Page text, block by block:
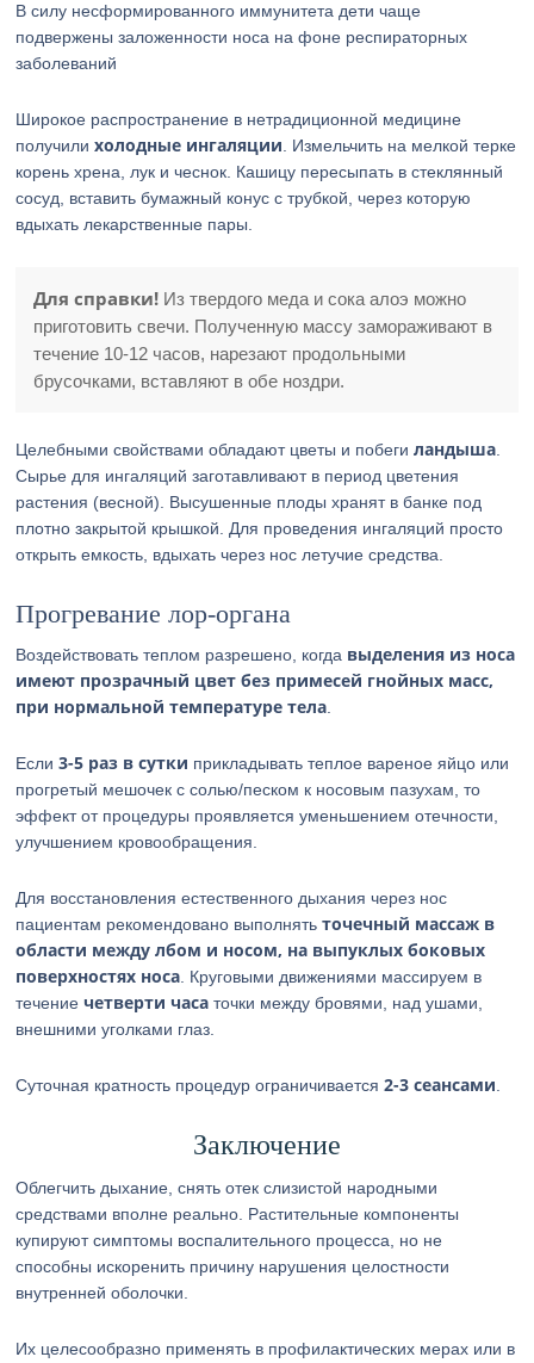
В силу несформированного иммунитета дети чаще
подвержены заложенности носа на фоне респираторных
заболеваний
Широкое распространение в нетрадиционной медицине
получилихолодные ингаляции . Измельчить на мелкой терке
корень хрена, лук и чеснок. Кашицу пересыпать в стеклянный
сосуд, вставить бумажный конус с трубкой, через которую
вдыхать лекарственные пары.
Для справки! Из твердого меда и сока алоэ можно
приготовить свечи. Полученную массу замораживают в
течение 10-12 часов, нарезают продольными
брусочками, вставляют в обе ноздри.
Целебными свойствами обладают цветы и побегиландыша
Сырье для ингаляций заготавливают в период цветения
растения (весной). Высушенные плоды хранят в банке под
плотно закрытой крышкой. Для проведения ингаляций просто
открыть емкость, вдыхать через нос летучие средства.
Прогревание лор-органа
Воздействовать теплом разрешено, когда выделения из носа
имеют прозрачный цвет без примесей гнойных масс,
при нормальной температуре тела
Если3-5 раз в сутки прикладывать теплое вареное яйцо или
прогретый мешочек с солью/песком к носовым пазухам, то
эффект от процедуры проявляется уменьшением отечности,
улучшением кровообращения.
Для восстановления естественного дыхания через нос
пациентам рекомендовано выполнятьточечный массаж в
области между лбом и носом, на выпуклых боковых
поверхностях носа . Круговыми движениями массируем в
течениечетверти часа точки между бровями, над ушами,
внешними уголками глаз.
Суточная кратность процедур ограничивается2-3 сеансами
Заключение
Облегчить дыхание, снять отек слизистой народными
средствами вполне реально. Растительные компоненты
купируют симптомы воспалительного процесса, но не
способны искоренить причину нарушения целостности
внутренней оболочки.
Их целесообразно применять в профилактических мерах или в